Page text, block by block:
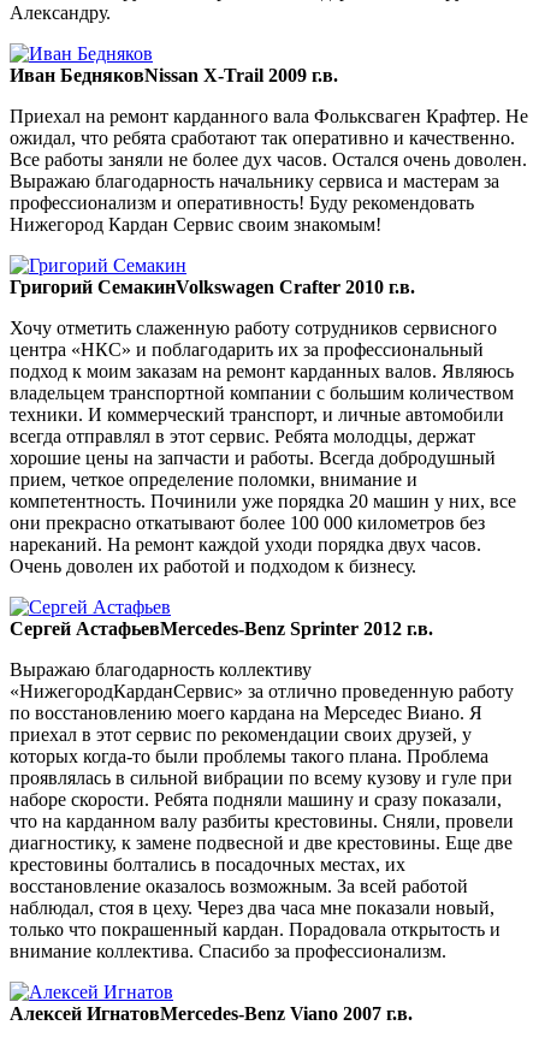
Александру.
Иван БедняковNissan X-Trail 2009 г.в.
Приехал на ремонт карданного вала Фольксваген Крафтер. Не
ожидал, что ребята сработают так оперативно и качественно.
Все работы заняли не более дух часов. Остался очень доволен.
Выражаю благодарность начальнику сервиса и мастерам за
профессионализм и оперативность! Буду рекомендовать
Нижегород Кардан Сервис своим знакомым!
Григорий СемакинVolkswagen Crafter 2010 г.в.
Хочу отметить слаженную работу сотрудников сервисного
центра «НКС» и поблагодарить их за профессиональный
подход к моим заказам на ремонт карданных валов. Являюсь
владельцем транспортной компании с большим количеством
техники. И коммерческий транспорт, и личные автомобили
всегда отправлял в этот сервис. Ребята молодцы, держат
хорошие цены на запчасти и работы. Всегда добродушный
прием, четкое определение поломки, внимание и
компетентность. Починили уже порядка 20 машин у них, все
они прекрасно откатывают более 100 000 километров без
нареканий. На ремонт каждой уходи порядка двух часов.
Очень доволен их работой и подходом к бизнесу.
Сергей АстафьевMercedes-Benz Sprinter 2012 г.в.
Выражаю благодарность коллективу
«НижегородКарданСервис» за отлично проведенную работу
по восстановлению моего кардана на Мерседес Виано. Я
приехал в этот сервис по рекомендации своих друзей, у
которых когда-то были проблемы такого плана. Проблема
проявлялась в сильной вибрации по всему кузову и гуле при
наборе скорости. Ребята подняли машину и сразу показали,
что на карданном валу разбиты крестовины. Сняли, провели
диагностику, к замене подвесной и две крестовины. Еще две
крестовины болтались в посадочных местах, их
восстановление оказалось возможным. За всей работой
наблюдал, стоя в цеху. Через два часа мне показали новый,
только что покрашенный кардан. Порадовала открытость и
внимание коллектива. Спасибо за профессионализм.
Алексей ИгнатовMercedes-Benz Viano 2007 г.в.